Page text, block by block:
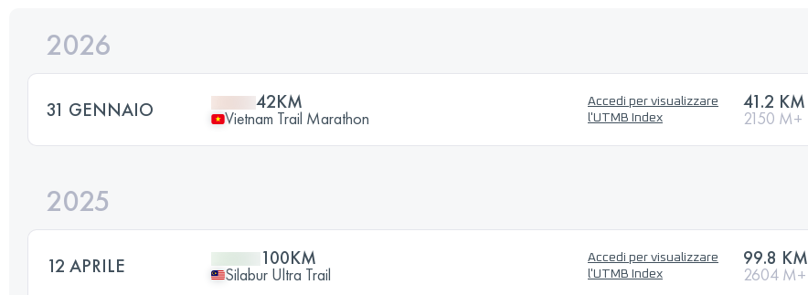
2026
31 GENNAIO 42KM
Vietnam Trail Marathon
Accedi per visualizzare
l'UTMB Index
41.2 KM
2150 M+
2025
12 APRILE 100KM
Silabur Ultra Trail
Accedi per visualizzare
l'UTMB Index
99.8 KM
2604 M+